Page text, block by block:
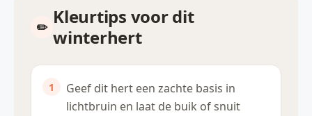
Kleurtips voor dit
winterhert
Geef dit hert een zachte basis in
lichtbruin en laat de buik of snuit